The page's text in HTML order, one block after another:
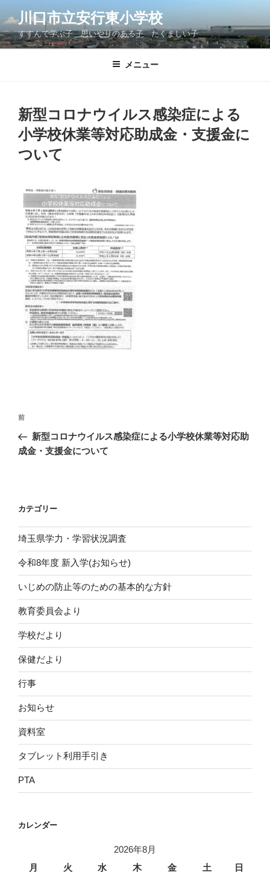
ン
テ
ン
川口市立安行東小学校
すすんで学ぶ子 思いやりのある子 たくましい子
メニュー
新型コロナウイルス感染症による
小学校休業等対応助成金・支援金に
ついて
投
ナ
シ
ョ
ン
前
の
投
前
新型コロナウイルス感染症による小学校休業等対応助
成金・支援金について
カテゴリー
埼玉県学力・学習状況調査
令和8年度 新入学(お知らせ)
いじめの防止等のための基本的な方針
教育委員会より
学校だより
保健だより
行事
お知らせ
資料室
タブレット利用手引き
PTA
カレンダー
2026年8月
月
火 水 木 金 土 日